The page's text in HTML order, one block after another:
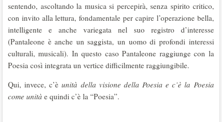
sentendo, ascoltando la musica si percepirà, senza spirito critico,
con invito alla lettura, fondamentale per capire l’operazione bella,
intelligente e anche variegata nel suo registro d’interesse
(Pantaleone è anche un saggista, un uomo di profondi interessi
culturali, musicali). In questo caso Pantaleone raggiunge con la
Poesia così integrata un vertice difficilmente raggiungibile.
Qui, invece, c’èunità della visione della Poesia e c’è la Poesia
come unità e quindi c’è la “Poesia”.